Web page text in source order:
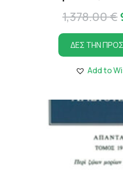
1,378.00€
ΔΕΣ ΤΗΝ
Add to